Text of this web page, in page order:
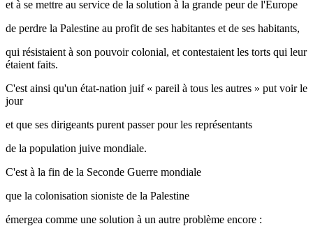
et à se mettre au service de la solution à la grande peur de l'Europe
de perdre la Palestine au profit de ses habitantes et de ses habitants,
qui résistaient à son pouvoir colonial, et contestaient les torts qui leur
étaient faits.
C'est ainsi qu'un état-nation juif « pareil à tous les autres » put voir le
jour
et que ses dirigeants purent passer pour les représentants
de la population juive mondiale.
C'est à la fin de la Seconde Guerre mondiale
que la colonisation sioniste de la Palestine
émergea comme une solution à un autre problème encore :